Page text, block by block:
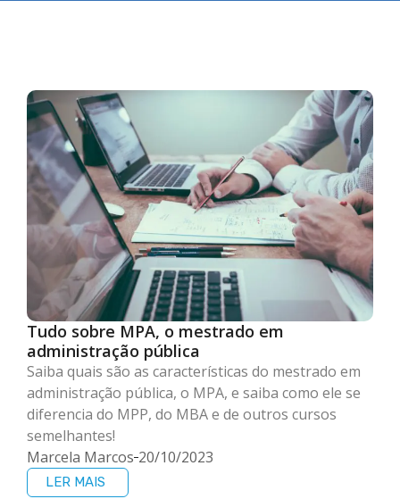
Tudo sobre MPA, o mestrado em
administração pública
Saiba quais são as características do mestrado em
administração pública, o MPA, e saiba como ele se
diferencia do MPP, do MBA e de outros cursos
semelhantes!
Marcela Marcos 20/10/2023
LER MAIS